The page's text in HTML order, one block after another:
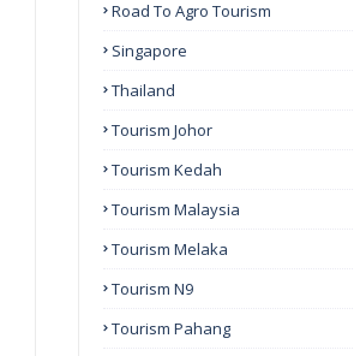
Road To Agro Tourism
Singapore
Thailand
Tourism Johor
Tourism Kedah
Tourism Malaysia
Tourism Melaka
Tourism N9
Tourism Pahang